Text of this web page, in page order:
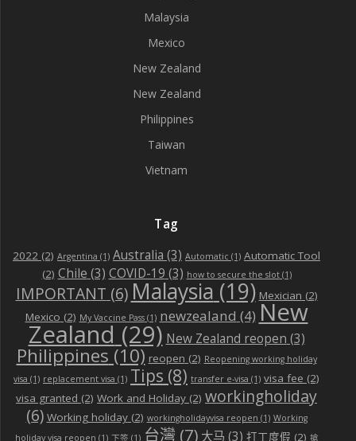
Malaysia
Mexico
New Zealand
New Zealand
Philippines
Taiwan
Vietnam
Tag
2022 (2) Argentina (1) Australia (3) Automatic (1) Automatic Tool
(2) Chile (3) COVID-19 (3) how to secure the slot(1)
IMPORTANT (6) Malaysia (19) Mexician (2)
Mexico (2) My Vaccine Pass(1) newzealand (4) New
Zealand (29) New Zealand reopen (3)
Philippines (10) reopen (2) Reopening working holiday
visa (1) replacement visa (1) Tips (8) transfer e-visa (1) visa fee (2)
visa granted (2) Work and Holiday (2) workingholiday
(6) Working holiday(2) workingholidayvisa reopen (1) Working
holiday visa reopen (1) 下签 (1) 台灣 (7) 大马 (3) 打工度假 (2) 搶